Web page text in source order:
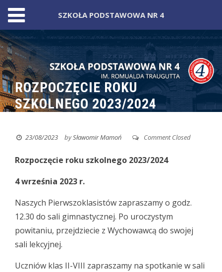
Skip
to
content
ROZPOCZĘCIE ROKU
SZKOLNEGO 2023/2024
23/08/2023 bySławomir Mamoń Comment Closed
Rozpoczęcie roku szkolnego 2023/2024
4 września 2023 r.
Naszych Pierwszoklasistów zapraszamy o godz.
12.30 do sali gimnastycznej. Po uroczystym
powitaniu, przejdziecie z Wychowawcą do swojej
sali lekcyjnej.
Uczniów klas II-VIII zapraszamy na spotkanie w sali
SZKOŁA PODSTAWOWA NR 4